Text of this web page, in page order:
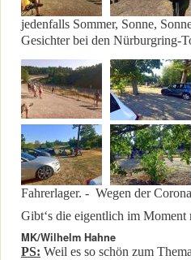
jedenfalls Sommer, Sonne,
Gesichter bei den Nürburgring-
Fahrerlager. - Wegen der
Gibt‘s die eigentlich im Moment
MK/Wilhelm Hahne
PS: Weil es so schön zum